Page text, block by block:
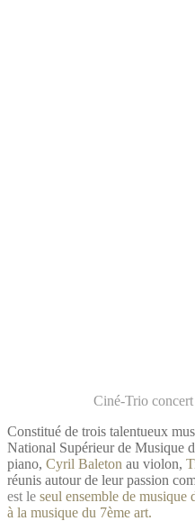
Ciné-Trio
Constitué de trois talentueux
National Supérieur de Musique
piano, Cyril Baleton au violon,
réunis autour de leur passion
est le seul ensemble de musique
à la musique du 7ème art.